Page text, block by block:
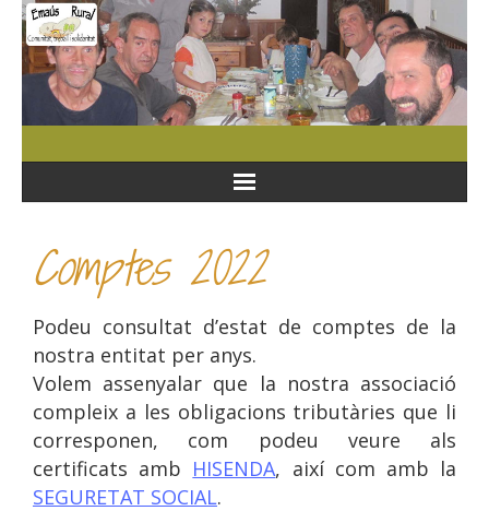
Comptes 2022
Podeu consultat d’estat de comptes de la
nostra entitat per anys.
Volem assenyalar que la nostra associació
compleix a les obligacions tributàries que li
corresponen, com podeu veure als
certificats amb HISENDA, així com amb la
SEGURETAT SOCIAL.